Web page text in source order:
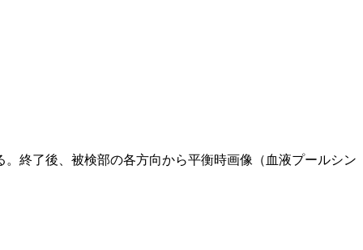
終了後、被検部の各方向から平衡時画像（血液プールシン